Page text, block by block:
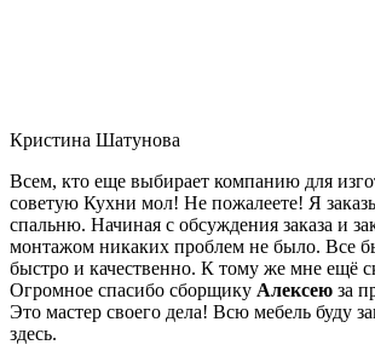
Кристина Шатунова
Всем, кто еще выбирает компанию для
советую Кухни мол! Не пожалеете! Я
спальню. Начиная с обсуждения заказа и
монтажом никаких проблем не было. Все
быстро и качественно. К тому же мне ещё
Огромное спасибо сборщику Алексею за
Это мастер своего дела! Всю мебель буду
здесь.